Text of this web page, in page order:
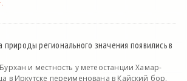
регионального значения появились в
и местность у метеостанции Хамар-
в Иркутске переименована в Кайский бор.